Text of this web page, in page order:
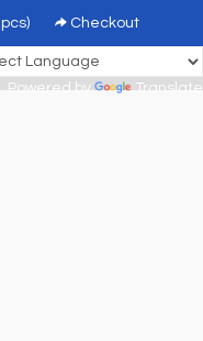
pcs) Checkout
Powered by
Translate